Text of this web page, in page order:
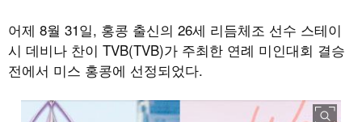
어제 8월 31일, 홍콩 출신의 26세 리듬체조 선수 스테이
시 데비나 찬이 TVB(TVB)가 주최한 연례 미인대회 결승
전에서 미스 홍콩에 선정되었다.